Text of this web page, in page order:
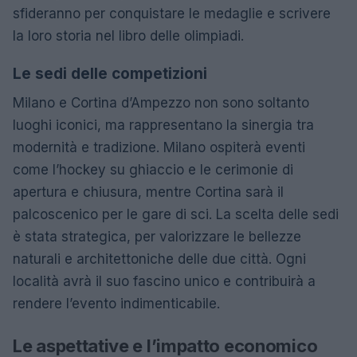
sfideranno per conquistare le medaglie e scrivere
la loro storia nel libro delle olimpiadi.
Le sedi delle competizioni
Milano e Cortina d’Ampezzo non sono soltanto
luoghi iconici, ma rappresentano la sinergia tra
modernità e tradizione. Milano ospiterà eventi
come l’hockey su ghiaccio e le cerimonie di
apertura e chiusura, mentre Cortina sarà il
palcoscenico per le gare di sci. La scelta delle sedi
è stata strategica, per valorizzare le bellezze
naturali e architettoniche delle due città. Ogni
località avrà il suo fascino unico e contribuirà a
rendere l’evento indimenticabile.
Le aspettative e l’impatto economico